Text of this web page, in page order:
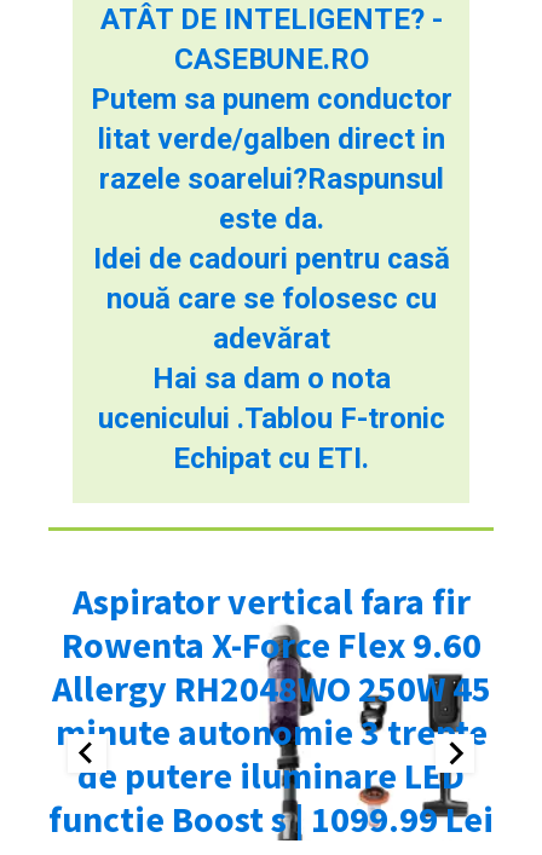
ATÂT DE INTELIGENTE? -
CASEBUNE.RO
Putem sa punem conductor
litat verde/galben direct in
razele soarelui?Raspunsul
este da.
Idei de cadouri pentru casă
nouă care se folosesc cu
adevărat
Hai sa dam o nota
ucenicului .Tablou F-tronic
Echipat cu ETI.